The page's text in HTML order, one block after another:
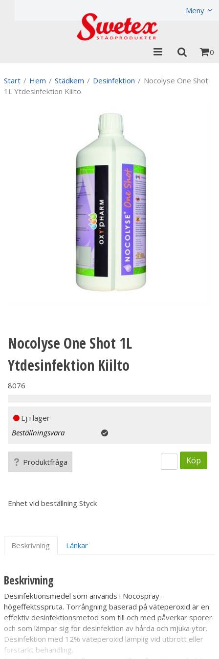
Meny
0
Start / Hem / Städkem / Desinfektion / Nocolyse One Shot
1L Ytdesinfektion Kiilto
Nocolyse One Shot 1L
Ytdesinfektion Kiilto
8076
Ej i lager
Beställningsvara
Produktfråga Köp
Enhet vid beställning Styck
Beskrivning Länkar
Beskrivning
Desinfektionsmedel som används i Nocospray-
högeffektsspruta. Torrångning baserad på väteperoxid är en
effektiv desinfektionsmetod som till och med påverkar sporer
och som lämpar sig för desinfektion av hårda och mjuka ytor.
Desinfektion med 12% väteperoxid lämplig vid utbrott eller
förstärkt behandling.